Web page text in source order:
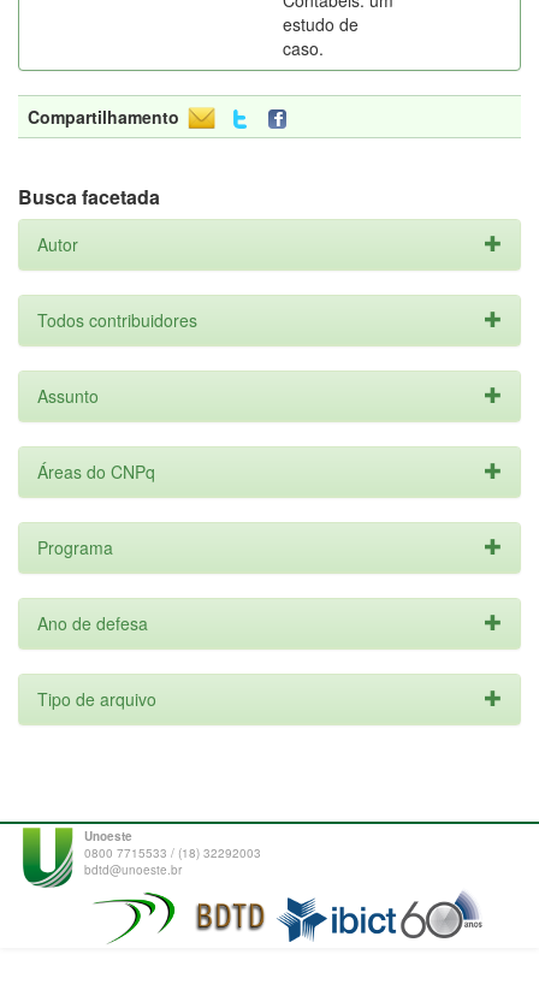
estudo de
caso.
Compartilhamento
Busca facetada
Autor
Todos contribuidores
Assunto
Áreas do CNPq
Programa
Ano de defesa
Tipo de arquivo
Unoeste
0800 7715533 / (18) 32292003
bdtd@unoeste.br